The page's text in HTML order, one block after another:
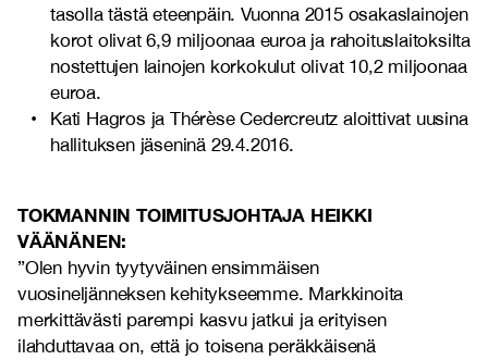
tasolla tästä eteenpäin. Vuonna 2015 osakaslainojen
korot olivat 6,9 miljoonaa euroa ja rahoituslaitoksilta
nostettujen lainojen korkokulut olivat 10,2 miljoonaa
euroa.
Kati Hagros ja Thérèse Cedercreutz aloittivat uusina
hallituksen jäseninä 29.4.2016.
TOKMANNIN TOIMITUSJOHTAJA HEIKKI
VÄÄNÄNEN:
”Olen hyvin tyytyväinen ensimmäisen
vuosineljänneksen kehitykseemme. Markkinoita
merkittävästi parempi kasvu jatkui ja erityisen
ilahduttavaa on, että jo toisena peräkkäisenä